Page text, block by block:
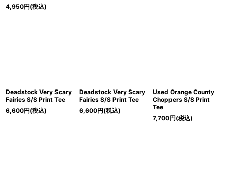
4,950円(税込)
Deadstock Very Scary
Fairies S/S Print Tee
6,600円(税込)
Deadstock Very Scary
Fairies S/S Print Tee
6,600円(税込)
Used Orange County
Choppers S/S Print
Tee
7,700円(税込)